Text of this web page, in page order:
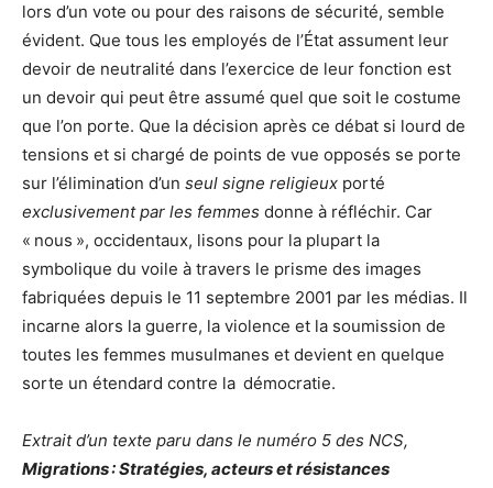
lors d’un vote ou pour des raisons de sécurité, semble
évident. Que tous les employés de l’État assument leur
devoir de neutralité dans l’exercice de leur fonction est
un devoir qui peut être assumé quel que soit le costume
que l’on porte. Que la décision après ce débat si lourd de
tensions et si chargé de points de vue opposés se porte
sur l’élimination d’un seul signe religieux porté
exclusivement par les femmes donne à réfléchir. Car
« nous », occidentaux, lisons pour la plupart la
symbolique du voile à travers le prisme des images
fabriquées depuis le 11 septembre 2001 par les médias. Il
incarne alors la guerre, la violence et la soumission de
toutes les femmes musulmanes et devient en quelque
sorte un étendard contre la démocratie.
Extrait d’un texte paru dans le numéro 5 des NCS,
Migrations : Stratégies, acteurs et résistances